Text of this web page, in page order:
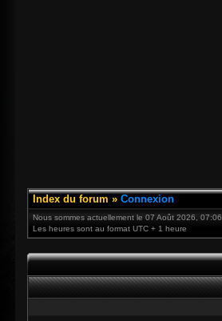
Index du forum » Connexion
Nous sommes actuellement le 07 Août 2026, 07:06
Les heures sont au format UTC + 1 heure